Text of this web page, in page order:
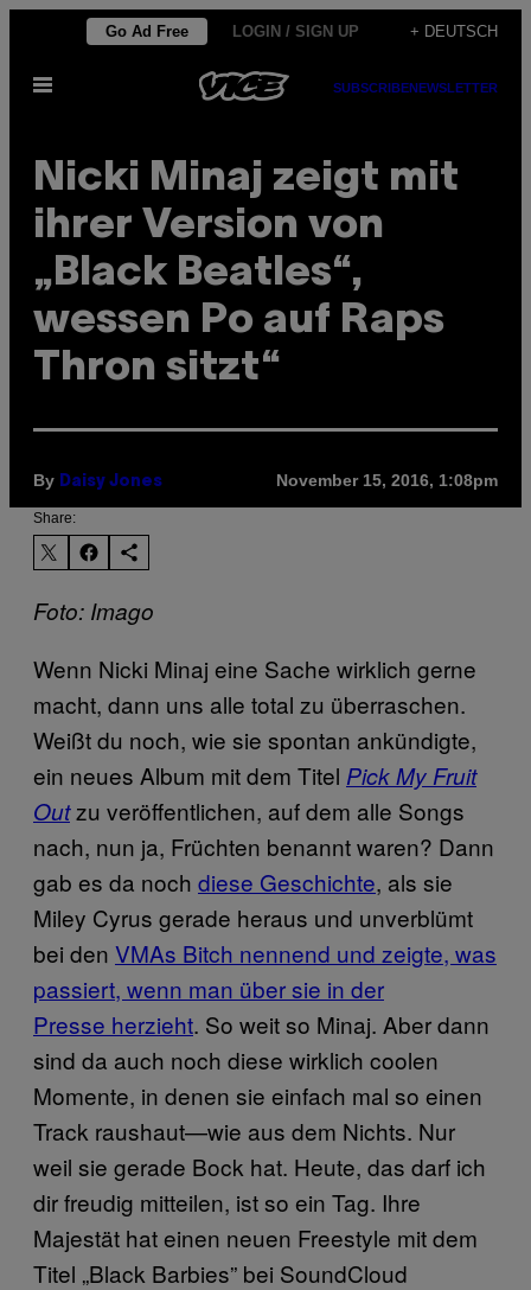
content
Go Ad Free LOGIN / SIGN UP + DEUTSCH
Open
SUBSCRIBENEWSLETTER
Nicki Minaj zeigt mit
ihrer Version von
„Black Beatles“,
wessen Po auf Raps
Thron sitzt“
By Daisy Jones November 15, 2016, 1:08pm
Share:
Foto: Imago
Wenn Nicki Minaj eine Sache wirklich gerne
macht, dann uns alle total zu überraschen.
Weißt du noch, wie sie spontan ankündigte,
ein neues Album mit dem Titel Pick My Fruit
Outzu veröffentlichen, auf dem alle Songs
nach, nun ja, Früchten benannt waren? Dann
gab es da noch diese Geschichte, als sie
Miley Cyrus gerade heraus und unverblümt
bei den VMAs Bitch nennend und zeigte, was
passiert, wenn man über sie in der
Presse herzieht​. So weit so Minaj. Aber dann
sind da auch noch diese wirklich coolen
Momente, in denen sie einfach mal so einen
Track raushaut—wie aus dem Nichts. Nur
weil sie gerade Bock hat. Heute, das darf ich
dir freudig mitteilen, ist so ein Tag. Ihre
Majestät hat einen neuen Freestyle mit dem
Titel „Black Barbies” bei SoundCloud